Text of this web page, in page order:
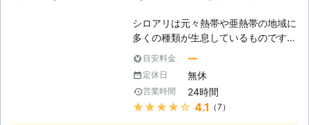
や畳を踏むとヘコむ箇所がある この
ような状態ですと、シロアリが潜んで
いる可能性がございます。「白ありか
な？」と感じたら、まず一度ご連絡を
お待ちしております。 【雨漏り修理
にも力を入れております】 株式会社
アクティブでは、雨漏り修理にも力を
シロアリは元々熱帯や亜熱帯の地域に
多くの種類が生息しているものです。
ですから、日本国内で害虫として知ら
れているシロアリも、暖かく湿度の多
い地域に生息が集中していると見られ
ていましたが、最近は温暖化の影響で
各地の気温が高くなっているためか、
目安料金 ー
定休日 無休
営業時間 24時間
★★★★★ 4.1 （7）